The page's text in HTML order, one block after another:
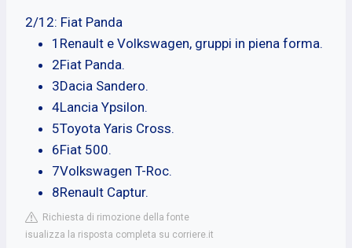
2/12: Fiat Panda
1Renault e Volkswagen, gruppi in piena forma.
2Fiat Panda.
3Dacia Sandero.
4Lancia Ypsilon.
5Toyota Yaris Cross.
6Fiat 500.
7Volkswagen T-Roc.
8Renault Captur.
Richiesta di rimozione della fonte
isualizza la risposta completa su corriere.it